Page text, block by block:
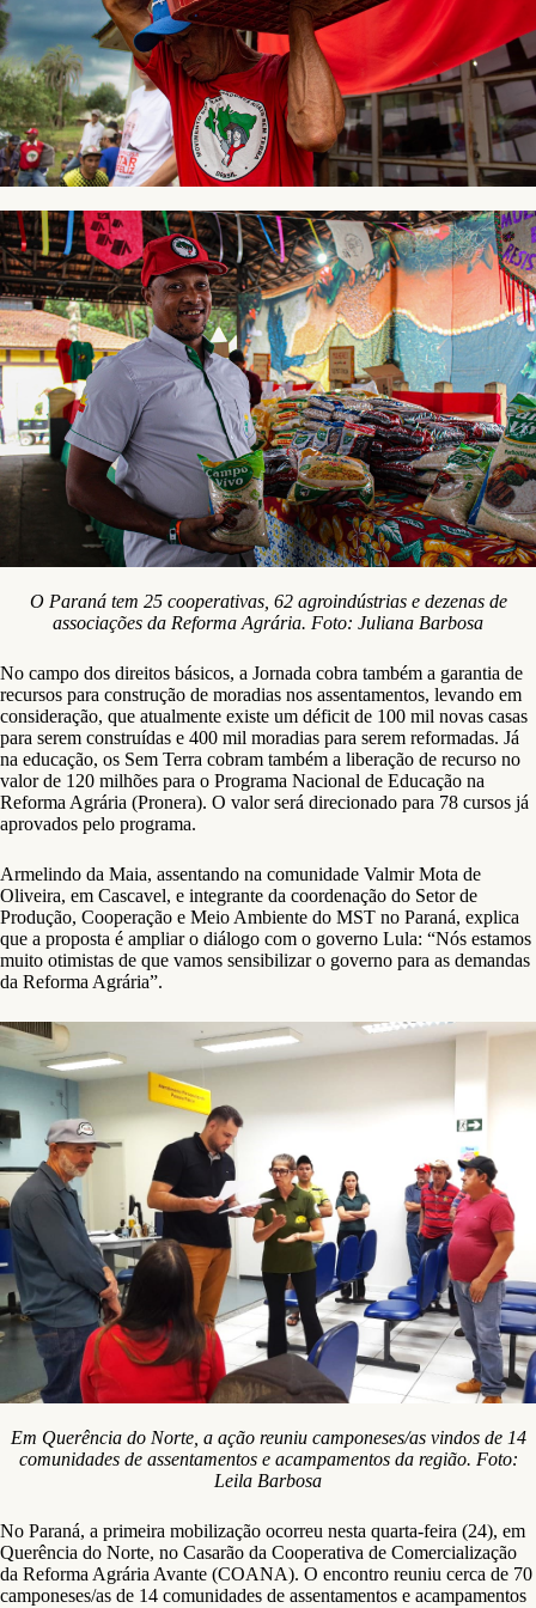
O Paraná tem 25 cooperativas, 62 agroindústrias e dezenas de
associações da Reforma Agrária. Foto: Juliana Barbosa
No campo dos direitos básicos, a Jornada cobra também a garantia de
recursos para construção de moradias nos assentamentos, levando em
consideração, que atualmente existe um déficit de 100 mil novas casas
para serem construídas e 400 mil moradias para serem reformadas. Já
na educação, os Sem Terra cobram também a liberação de recurso no
valor de 120 milhões para o Programa Nacional de Educação na
Reforma Agrária (Pronera). O valor será direcionado para 78 cursos já
aprovados pelo programa.
Armelindo da Maia, assentando na comunidade Valmir Mota de
Oliveira, em Cascavel, e integrante da coordenação do Setor de
Produção, Cooperação e Meio Ambiente do MST no Paraná, explica
que a proposta é ampliar o diálogo com o governo Lula: “Nós estamos
muito otimistas de que vamos sensibilizar o governo para as demandas
da Reforma Agrária”.
Em Querência do Norte, a ação reuniu camponeses/as vindos de 14
comunidades de assentamentos e acampamentos da região. Foto:
Leila Barbosa
No Paraná, a primeira mobilização ocorreu nesta quarta-feira (24), em
Querência do Norte, no Casarão da Cooperativa de Comercialização
da Reforma Agrária Avante (COANA). O encontro reuniu cerca de 70
camponeses/as de 14 comunidades de assentamentos e acampamentos